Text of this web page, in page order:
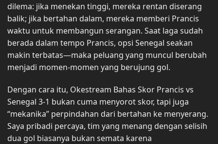
dilema: jika menekan tinggi, mereka rentan diserang
balik; jika bertahan dalam, mereka memberi Prancis
waktu untuk membangun serangan. Saat laga sudah
berada dalam tempo Prancis, opsi Senegal seakan
makin terbatas—maka peluang yang muncul berubah
menjadi momen-momen yang berujung gol.
Dengan cara itu, Okestream Bahas Skor Prancis vs
Senegal 3-1 bukan cuma menyorot skor, tapi juga
“mekanika” perpindahan dari bertahan ke menyerang.
Saya pribadi percaya, tim yang menang dengan selisih
dua gol biasanya bukan semata karena